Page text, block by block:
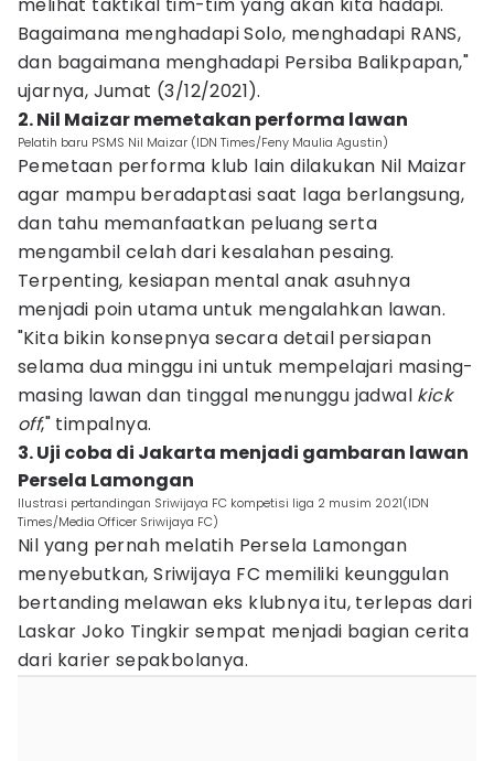
Bagaimana menghadapi Solo, menghadapi RANS,
dan bagaimana menghadapi Persiba Balikpapan,"
ujarnya, Jumat (3/12/2021).
2. Nil Maizar memetakan performa lawan
Pelatih baru PSMS Nil Maizar (IDN Times/Feny Maulia Agustin)
Pemetaan performa klub lain dilakukan Nil Maizar
agar mampu beradaptasi saat laga berlangsung,
dan tahu memanfaatkan peluang serta
mengambil celah dari kesalahan pesaing.
Terpenting, kesiapan mental anak asuhnya
menjadi poin utama untuk mengalahkan lawan.
"Kita bikin konsepnya secara detail persiapan
selama dua minggu ini untuk mempelajari masing-
masing lawan dan tinggal menunggu jadwal kick
off," timpalnya.
3. Uji coba di Jakarta menjadi gambaran lawan
Persela Lamongan
Ilustrasi pertandingan Sriwijaya FC kompetisi liga 2 musim 2021(IDN
Times/Media Officer Sriwijaya FC)
Nil yang pernah melatih Persela Lamongan
menyebutkan, Sriwijaya FC memiliki keunggulan
bertanding melawan eks klubnya itu, terlepas dari
Laskar Joko Tingkir sempat menjadi bagian cerita
dari karier sepakbolanya.